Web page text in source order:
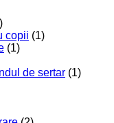
copii (1)
(1)
de sertar (1)